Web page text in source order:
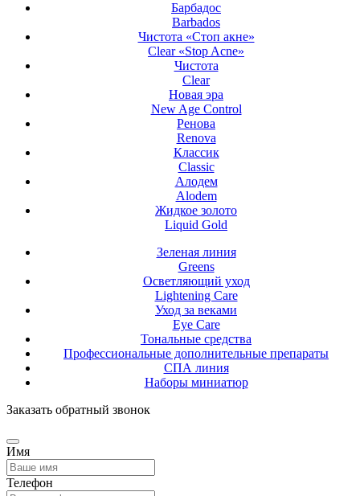
Барбадос
Barbados
Чистота «Стоп акне»
Clear «Stop Acne»
Чистота
Clear
Новая эра
New Age Control
Ренова
Renova
Классик
Classic
Алодем
Alodem
Жидкое золото
Liquid Gold
Зеленая линия
Greens
Осветляющий уход
Lightening Care
Уход за веками
Eye Care
Тональные средства
Профессиональные дополнительные препараты
СПА линия
Наборы миниатюр
Заказать обратный звонок
Имя
Телефон